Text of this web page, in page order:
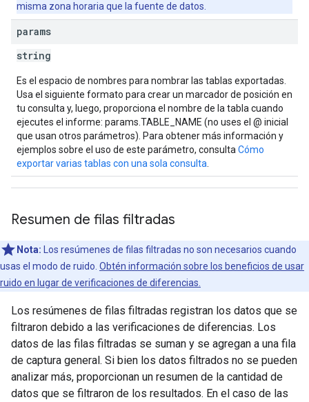
misma zona horaria que la fuente de datos.
params
string
Es el espacio de nombres para nombrar las tablas exportadas.
Usa el siguiente formato para crear un marcador de posición en
tu consulta y, luego, proporciona el nombre de la tabla cuando
ejecutes el informe: params.TABLE_NAME (no uses el @ inicial
que usan otros parámetros). Para obtener más información y
ejemplos sobre el uso de este parámetro, consulta Cómo
exportar varias tablas con una sola consulta
Resumen de filas filtradas
Nota: Los resúmenes de filas filtradas no son necesarios cuando
usas el modo de ruido. Obtén información sobre los beneficios de usar
ruido en lugar de verificaciones de diferencias.
Los resúmenes de filas filtradas registran los datos que se
filtraron debido a las verificaciones de diferencias. Los
datos de las filas filtradas se suman y se agregan a una fila
de captura general. Si bien los datos filtrados no se pueden
analizar más, proporcionan un resumen de la cantidad de
datos que se filtraron de los resultados. En el caso de las